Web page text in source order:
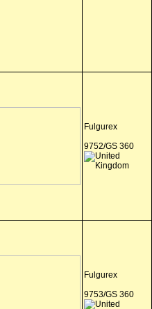
Fulgurex
9752/GS 360
Fulgurex
9753/GS 360